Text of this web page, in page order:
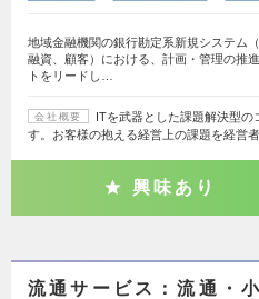
地域金融機関の銀行勘定系新規システム
融資、顧客）における、計画・管理の推
トをリードし…
会社概要
ITを武器とした課題解決型の
す。お客様の抱える経営上の課題を経営
興味あり
流通サービス：流通・